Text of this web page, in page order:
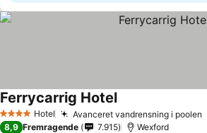
4 StjernerHotel Avanceret vandrensning i poolen
Ferrycarrig Hotel
8,9 Fremragende 7.915 Wexford